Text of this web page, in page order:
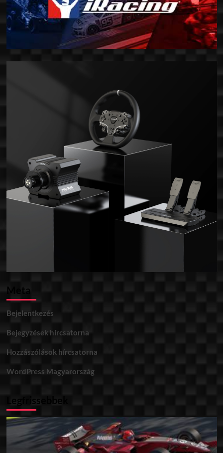
Meta
Bejelentkezés
Bejegyzések hírcsatorna
Hozzászólások hírcsatorna
WordPress Magyarország
Legfrissebbek